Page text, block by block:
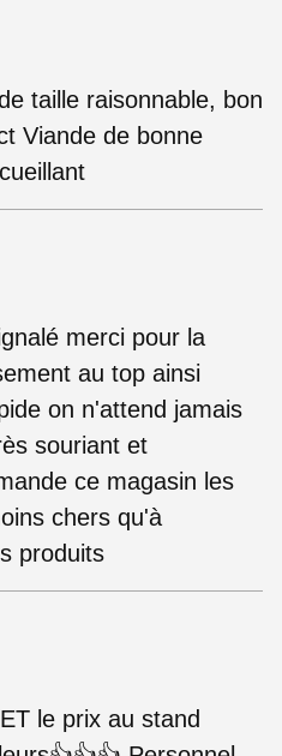
taille raisonnable, bon
Viande de bonne
merci pour la
au top ainsi
on n'attend jamais
souriant et
ce magasin les
chers qu'à
produits
le prix au stand